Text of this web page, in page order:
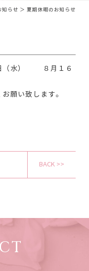
知らせ ＞ 夏期休暇のお知らせ
（水） ８月１６
願い致します。
BACK >>